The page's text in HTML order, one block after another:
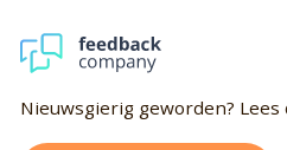
Nieuwsgierig geworden?